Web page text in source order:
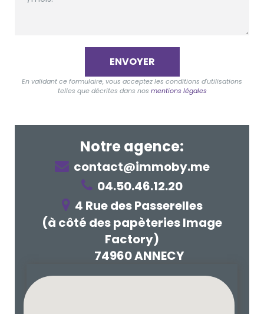
ENVOYER
En validant ce formulaire, vous acceptez les conditions d'utilisations
telles que décrites dans nos mentions légales
Notre agence:
contact@immoby.me
04.50.46.12.20
4 Rue des Passerelles
(à côté des papèteries Image
Factory)
74960 ANNECY